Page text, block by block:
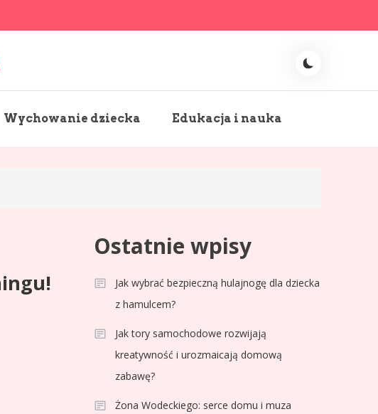
Wychowanie dziecka Edukacja i nauka
Ostatnie wpisy
Jak wybrać bezpieczną hulajnogę dla dziecka
z hamulcem?
Jak tory samochodowe rozwijają
kreatywność i urozmaicają domową
zabawę?
Żona Wodeckiego: serce domu i muza